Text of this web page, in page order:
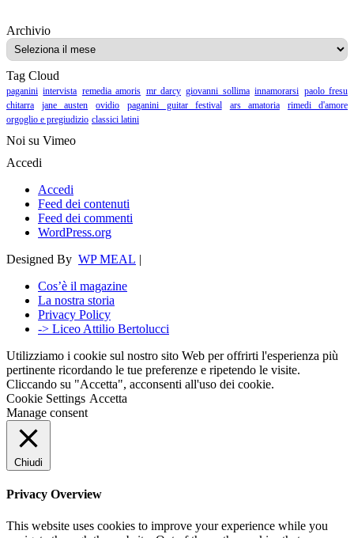
ArchivioArchivio
Tag Cloud
paganini intervista remedia amoris mr darcy giovanni sollima innamorarsi paolo fresu
chitarra
jane austen ovidio paganini guitar festival ars amatoria
rimedi d'amore
orgoglio e pregiudizio classici latini
Noi su Vimeo
Accedi
Accedi
Feed dei contenuti
Feed dei commenti
WordPress.org
Designed By WP MEAL |
Cos’è il magazine
La nostra storia
Privacy Policy
-> Liceo Attilio Bertolucci
Utilizziamo i cookie sul nostro sito Web per offrirti l'esperienza più
pertinente ricordando le tue preferenze e ripetendo le visite.
Cliccando su "Accetta", acconsenti all'uso dei cookie.
Cookie Settings Accetta
Manage consent
Chiudi
Privacy Overview
This website uses cookies to improve your experience while you